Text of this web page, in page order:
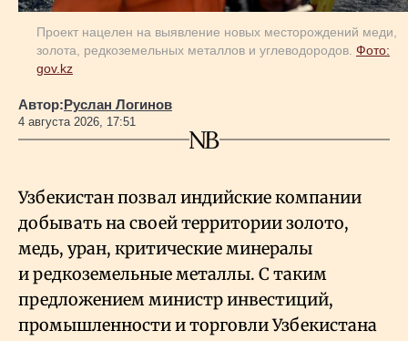
Проект нацелен на выявление новых месторождений меди,
золота, редкоземельных металлов и углеводородов. Фото:
gov.kz
Автор:Руслан Логинов
4 августа 2026, 17:51
Узбекистан позвал индийские компании
добывать на своей территории золото,
медь, уран, критические минералы
и редкоземельные металлы. С таким
предложением министр инвестиций,
промышленности и торговли Узбекистана